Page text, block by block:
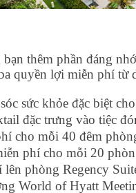
thêm phần đáng
quyền lợi miễn phí từ
sức khỏe đặc biệt
đặc trưng vào tiệc
cho mỗi 40 đêm
phí cho mỗi 20
lên phòng Regency
World of Hyatt